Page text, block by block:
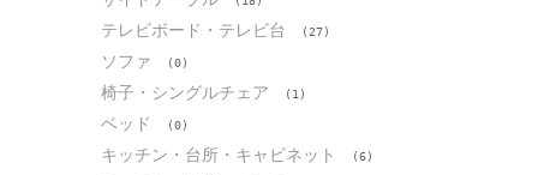
テレビボード・テレビ台 (27)
ソファ (0)
椅子・シングルチェア (1)
ベッド (0)
キッチン・台所・キャビネット (6)